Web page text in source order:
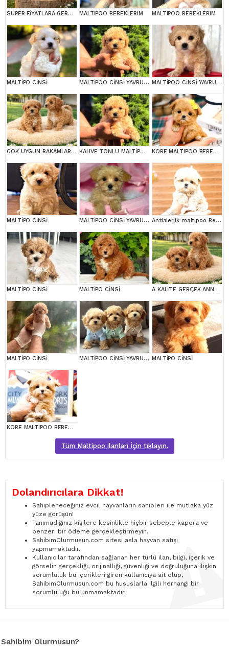
SUPER FİYATLARA GERÇEK MALTİPOO YAVRULAR MALTIPOO BEBEKLERIM MALTIPOO BEBEKLERIM
MALTİPO CİNSİ MALTİPOO CİNSİ YAVRULAR EV ÜRETİMİ MALTİPOO CİNSİ YAVRULAR EV ÜRETİMİ
COK UYGUN RAKAMLARA GERÇEK MALTİPOO YAVRULAR KAHVE TONLU MALTİPOO CİNSİ YAVRULAR KORE MALTIPOO BEBEKLERIM
MALTİPO CİNSİ MALTİPOO CİNSİ YAVRULAR EV ÜRETİMİ Antialerjik maltipoo Bebeklerim
MALTİPO CİNSİ MALTİPO CİNSİ A KALİTE GERÇEK ANNE BABA MALTİPOO YAVRULAR
MALTİPO CİNSİ MALTİPOO CİNSİ YAVRULAR EV ÜRETİMİ MALTİPO CİNSİ
KORE MALTIPOO BEBEKLERIM
Tüm Maltipoo ilanları İçin tıklayın.
Dolandırıcılara Dikkat!
Sahipleneceğiniz evcil hayvanların sahipleri ile mutlaka yüz
yüze görüşün!
Tanımadığınız kişilere kesinlikle hiçbir sebeple kapora ve
benzeri bir ödeme gerçekleştirmeyin.
SahibimOlurmusun.com sitesi asla hayvan satışı
yapmamaktadır.
Kullanıcılar tarafından sağlanan her türlü ilan, bilgi, içerik ve
görselin gerçekliği, orijinalliği, güvenliği ve doğruluğuna ilişkin
sorumluluk bu içerikleri giren kullanıcıya ait olup,
SahibimOlurmusun.com bu hususlarla ilgili herhangi bir
sorumluluğu bulunmamaktadır.
Sahibim Olurmusun?